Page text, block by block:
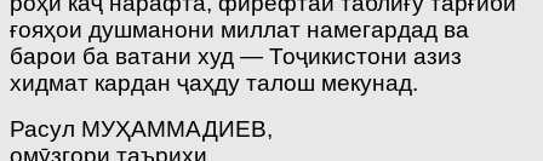
ғояҳои душманони миллат намегардад ва
барои ба ватани худ — Тоҷикистони азиз
хидмат кардан ҷаҳду талош мекунад.
Расул МУҲАММАДИЕВ,
омӯзгори таърихи